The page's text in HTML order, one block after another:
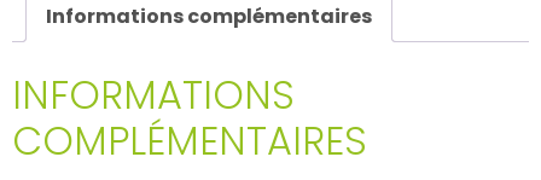
Informations complémentaires
INFORMATIONS
COMPLÉMENTAIRES